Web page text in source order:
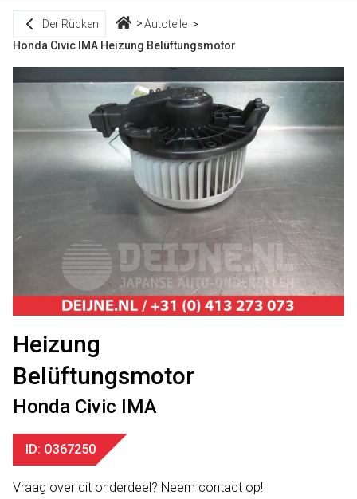
Der Rücken
Autoteile
Honda Civic IMA Heizung Belüftungsmotor
Heizung
Belüftungsmotor
Honda Civic IMA
ID: O367250
Vraag over dit onderdeel? Neem contact op!